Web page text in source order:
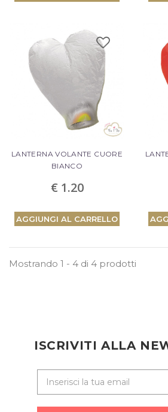
LANTERNA VOLANTE CUORE
BIANCO
€ 1.20
AGGIUNGI AL CARRELLO
Mostrando 1 - 4 di 4 prodotti
ISCRIVITI ALLA